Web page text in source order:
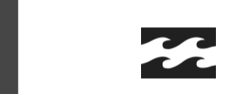
Dames Multi Tie side Bikinibroekje, aan
Kleurcodemul